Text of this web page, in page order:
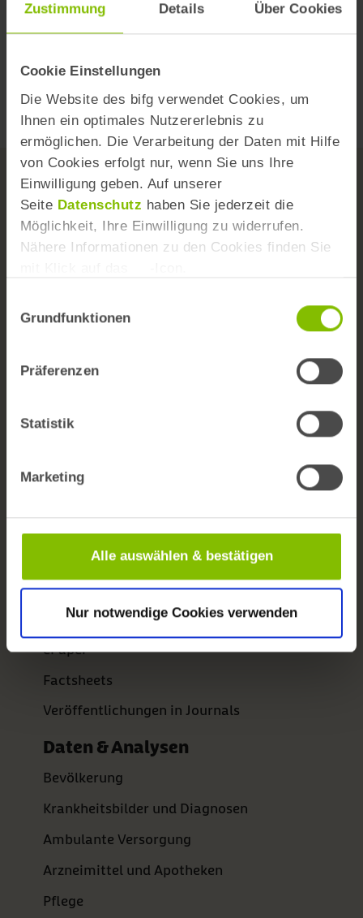
Zustimmung Details Über Cookies
Cookie Einstellungen
Die Website des bifg verwendet Cookies, um
Ihnen ein optimales Nutzererlebnis zu
ermöglichen. Die Verarbeitung der Daten mit Hilfe
von Cookies erfolgt nur, wenn Sie uns Ihre
Einwilligung geben. Auf unserer
Seite Datenschutz haben Sie jederzeit die
Möglichkeit, Ihre Einwilligung zu widerrufen.
Nähere Informationen zu den Cookies finden Sie
Grundfunktionen
Präferenzen
Statistik
Marketing
Alle auswählen & bestätigen
Nur notwendige Cookies verwenden
3 Sterne
1 Stern
WebcodeY925Kf
Das Institut
Wissenschaftlicher Beirat
Themen A-Z
Newsletter
bifg auf LinkedIn
Publikationen
BARMER Reporte
Gesundheitswesen aktuell
ePaper
Factsheets
Veröffentlichungen in Journals
Daten & Analysen
Bevölkerung
Krankheitsbilder und Diagnosen
Ambulante Versorgung
Arzneimittel und Apotheken
Pflege